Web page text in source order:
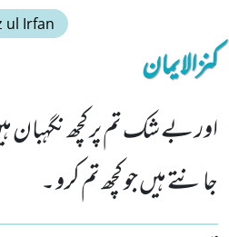
ul Irfan
کنزالایمان
اور بے شک تم پر کچھ نگہبان
جانتے ہیں جو کچھ تم کرو ۔